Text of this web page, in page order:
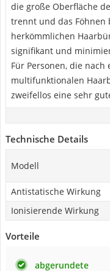
die große Oberfläche
trennt und das Föhnen
herkömmlichen
signifikant und
Für Personen, die
multifunktionalen
zweifellos eine sehr
Technische Details
Modell
Antistatische Wirkung
Ionisierende Wirkung
Vorteile
abgerundete